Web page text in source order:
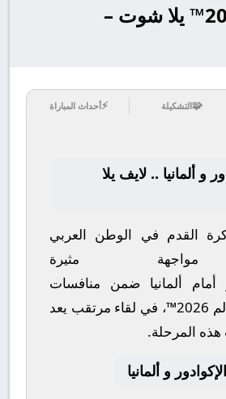
كأس العالم 2026™ يلا شوت –
🧩التشكيلة ⚡أحداث المباراة
و ألمانيا .. لايف يلا
القدم في الوطن العربي
مواجهة مثيرة
أمام ألمانيا ضمن منافسات
، في لقاء مرتقب يعد
هذه المرحلة.
و ألمانيا